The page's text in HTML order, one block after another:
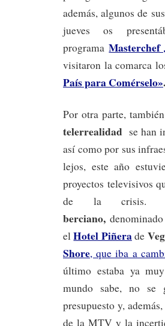
además, algunos de
jueves os
programaMasterchef
visitaron la comarca
País para Comérselo».
Por otra parte,
telerrealidad se han
así como por sus
lejos, este año
proyectos televisivos
de la crisis.
berciano, denominado
elHotel Piñerade
Shore, que iba a
último estaba ya
mundo sabe, no se
presupuesto y,
de la MTV y la